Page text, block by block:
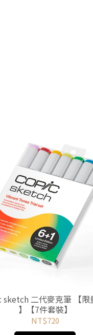
sketch 二代麥克筆 【限
】【7件套裝】
NT$720